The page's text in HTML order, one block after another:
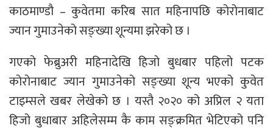
काठमाण्डौ – कुवेतमा करिब सात महिनापछि कोरोनाबाट
ज्यान गुमाउनेको सङ्ख्या शून्यमा झरेको छ ।
गएको फेब्रुअरी महिनादेखि हिजो बुधबार पहिलो पटक
कोरोनाबाट ज्यान गुमाउनेको सङ्ख्या शून्य भएको कुवेत
टाइम्सले खबर लेखेको छ । यस्तै २०२० को अप्रिल २ यता
हिजो बुधाबार अहिलेसम्म कै काम सङ्क्रमित भेटिएको पनि